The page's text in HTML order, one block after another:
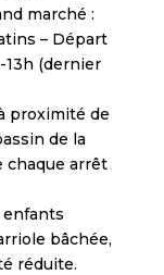
marché :
– Départ
(dernier
proximité de
de la
chaque arrêt
enfants
bâchée,
réduite.